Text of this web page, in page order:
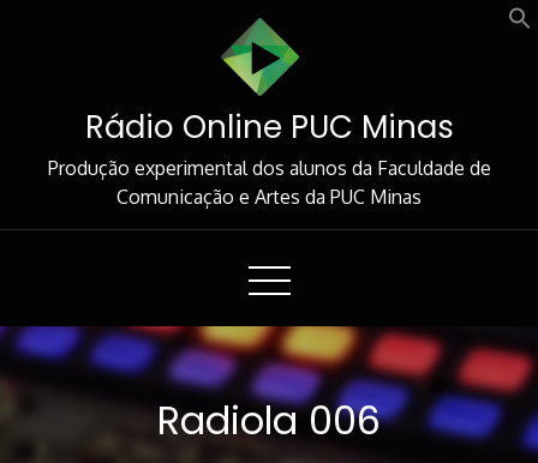
Rádio Online PUC Minas
Produção experimental dos alunos da Faculdade de
Comunicação e Artes da PUC Minas
Radiola 006